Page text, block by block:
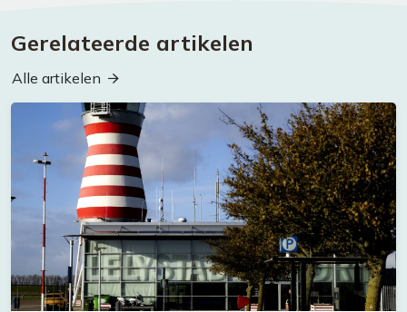
Gerelateerde artikelen
Alle artikelen